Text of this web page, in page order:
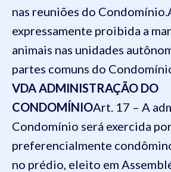
nas reuniões do Condomínio.
expressamente proibida a
animais nas unidades
partes comuns do
VDA ADMINISTRAÇÃO DO
CONDOMÍNIOArt. 17 – A
Condomínio será exercida
preferencialmente
no prédio, eleito em